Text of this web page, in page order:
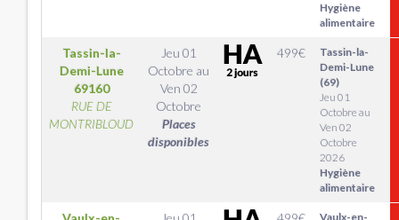
Hygiène
alimentaire
Tassin-la-
Demi-Lune
69160
RUE DE
MONTRIBLOUD
Jeu 01
Octobre au
Ven 02
Octobre
Places
disponibles
499€
Tassin-la-
Demi-Lune
(69)
Jeu 01
Octobre au
Ven 02
Octobre
2026
Hygiène
alimentaire
Vaulx-en-